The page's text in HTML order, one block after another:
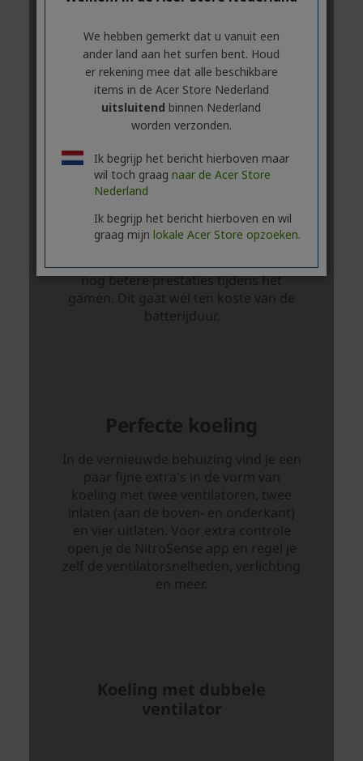
We hebben gemerkt dat u vanuit een
ander land aan het surfen bent. Houd
er rekening mee dat alle beschikbare
items in de Acer Store Nederland
uitsluitend binnen Nederland
worden verzonden.
Ik begrijp het bericht hierboven maar
wil toch graag naar de Acer Store
Nederland
Ik begrijp het bericht hierboven en wil
graag mijn lokale Acer Store opzoeken.